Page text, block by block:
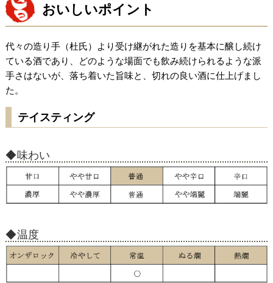
おいしいポイント
代々の造り手（杜氏）より受け継がれた造りを基本に醸し続け
ている酒であり、どのような場面でも飲み続けられるような派
手さはないが、落ち着いた旨味と、切れの良い酒に仕上げまし
た。
テイスティング
味わい
温度